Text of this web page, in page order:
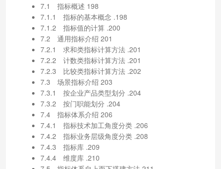
7.1 指标概述 198
7.1.1 指标的基本概念 .198
7.1.2 指标值的计算 .200
7.2 通用指标介绍 201
7.2.1 求和类指标计算方法 .201
7.2.2 计数类指标计算方法 .201
7.2.3 比较类指标计算方法 .202
7.3 场景指标介绍 203
7.3.1 按企业产品类型划分 .204
7.3.2 按门职能划分 .204
7.4 指标体系介绍 206
7.4.1 指标技术加工角度分类 .206
7.4.2 指标业务层级角度分类 .208
7.4.3 指标库 .209
7.4.4 维度库 .210